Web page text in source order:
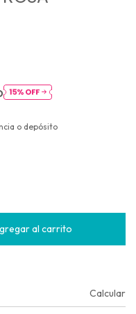
o depósito
Calcular